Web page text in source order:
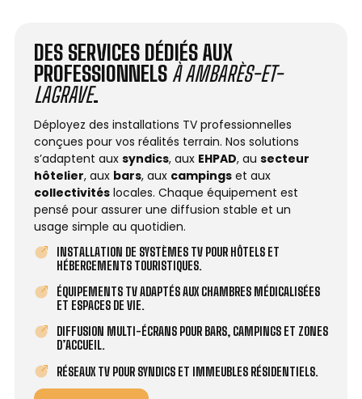
DES SERVICES DÉDIÉS AUX
PROFESSIONNELS À AMBARÈS-ET-
LAGRAVE.
Déployez des installations TV professionnelles
conçues pour vos réalités terrain. Nos solutions
s’adaptent aux syndics, aux EHPAD, au secteur
hôtelier, aux bars, aux campings et aux
collectivités locales. Chaque équipement est
pensé pour assurer une diffusion stable et un
usage simple au quotidien.
INSTALLATION DE SYSTÈMES TV POUR HÔTELS ET
HÉBERGEMENTS TOURISTIQUES.
ÉQUIPEMENTS TV ADAPTÉS AUX CHAMBRES MÉDICALISÉES
ET ESPACES DE VIE.
DIFFUSION MULTI-ÉCRANS POUR BARS, CAMPINGS ET ZONES
D’ACCUEIL.
RÉSEAUX TV POUR SYNDICS ET IMMEUBLES RÉSIDENTIELS.